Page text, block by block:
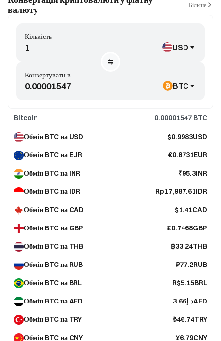
валюту
Більше
Конвертувати в
BTC
Кількість
USD
Bitcoin 0.00001547 BTC
Обмін BTC на USD $0.9983USD
Обмін BTC на EUR €0.8731EUR
Обмін BTC на INR ₹95.3INR
Обмін BTC на IDR Rp17,987.61IDR
Обмін BTC на CAD $1.41CAD
Обмін BTC на GBP £0.7468GBP
Обмін BTC на THB ฿33.24THB
Обмін BTC на RUB ₽77.2RUB
Обмін BTC на BRL R$5.15BRL
Обмін BTC на AED د.إ3.66AED
Обмін BTC на TRY ₺46.74TRY
Обмін BTC на CNY ¥6.79CNY